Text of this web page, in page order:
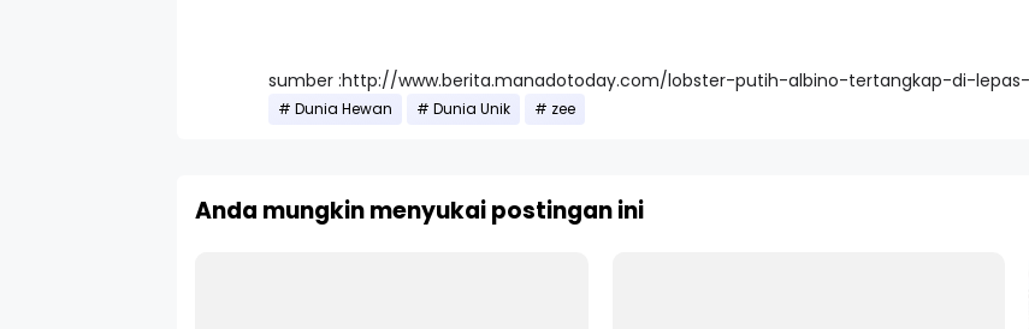
sumber :http://www.berita.manadotoday.com/lobster-putih-albino-tertangkap-di-
Dunia Hewan Dunia Unik zee
Anda mungkin menyukai postingan ini